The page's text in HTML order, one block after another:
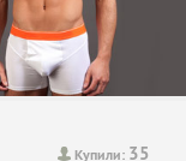
Купили: 35